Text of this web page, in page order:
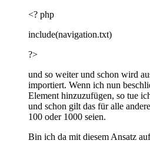
<? php
include(navigation.txt)
?>
und so weiter und schon wird
importiert. Wenn ich nun
Element hinzuzufügen, so tue
und schon gilt das für alle
100 oder 1000 seien.
Bin ich da mit diesem Ansatz